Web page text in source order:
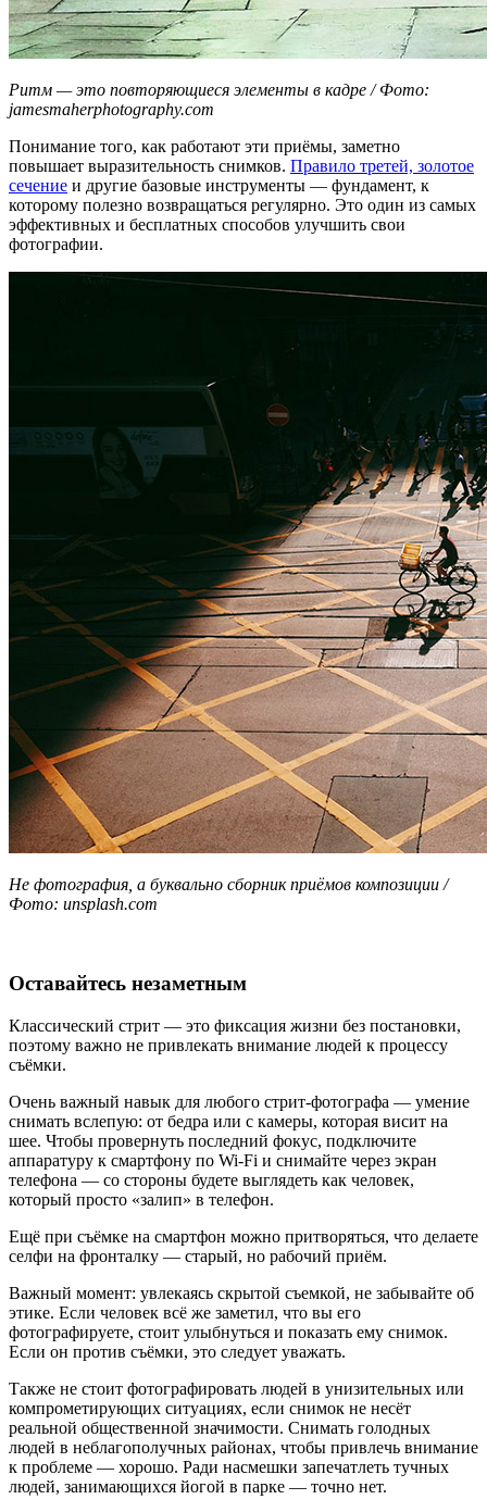
Ритм — это повторяющиеся элементы в кадре / Фото:
jamesmaherphotography.com
Понимание того, как работают эти приёмы, заметно
повышает выразительность снимков. Правило третей, золотое
сечение и другие базовые инструменты — фундамент, к
которому полезно возвращаться регулярно. Это один из самых
эффективных и бесплатных способов улучшить свои
фотографии.
Не фотография, а буквально сборник приёмов композиции /
Фото: unsplash.com
Оставайтесь незаметным
Классический стрит — это фиксация жизни без постановки,
поэтому важно не привлекать внимание людей к процессу
съёмки.
Очень важный навык для любого стрит-фотографа — умение
снимать вслепую: от бедра или с камеры, которая висит на
шее. Чтобы провернуть последний фокус, подключите
аппаратуру к смартфону по Wi-Fi и снимайте через экран
телефона — со стороны будете выглядеть как человек,
который просто «залип» в телефон.
Ещё при съёмке на смартфон можно притворяться, что делаете
селфи на фронталку — старый, но рабочий приём.
Важный момент: увлекаясь скрытой съемкой, не забывайте об
этике. Если человек всё же заметил, что вы его
фотографируете, стоит улыбнуться и показать ему снимок.
Если он против съёмки, это следует уважать.
Также не стоит фотографировать людей в унизительных или
компрометирующих ситуациях, если снимок не несёт
реальной общественной значимости. Снимать голодных
людей в неблагополучных районах, чтобы привлечь внимание
к проблеме — хорошо. Ради насмешки запечатлеть тучных
людей, занимающихся йогой в парке — точно нет.